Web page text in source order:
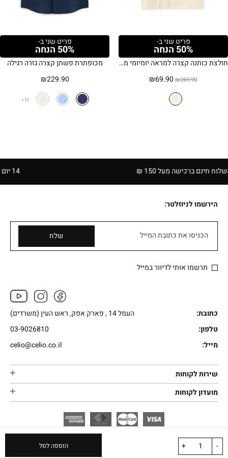
-
+ הוספה לסל
פריט שני ב-
50% הנחה
חולצת כותנה קצרה למראה יומיומי מושלם
₪269.90
המחיר
היה:
₪69.90 המחיר
פריט שני ב-
50% הנחה
מכופתרת פשתן קצרה גזרה רגילה
₪229.90
10
ברכישה מעל 150 ₪
הירשמו לניוזלטר:
הכניסו את כתובת המייל שלח
תרשמו אותי לדיוור במייל
כתובת:
העמל 14 , פארק אפק, ראש העין (משרדים)
טלפון:
03-9026810
מייל:
celio@celio.co.il
שירות לקוחות
מועדון לקוחות
CELIO.All rights reserved בניית אתרים |בניית
חנות וירטואלית